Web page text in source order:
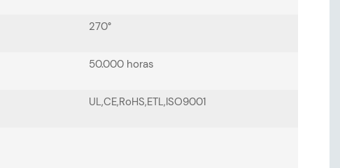
270°
50.000 horas
UL,CE,RoHS,ETL,ISO9001